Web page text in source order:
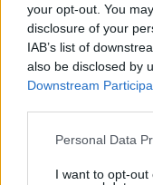
your opt-out. You
disclosure of your
IAB’s list of
also be disclosed by
Downstream
Please note that this
not limited to your
Personal Data
I want to opt-
Σάλος στην
κάνει σεξ με
Συνελήφθη και
και μάθετε πρώτοι